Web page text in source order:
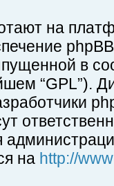
на
в
“GPL”).
на http://